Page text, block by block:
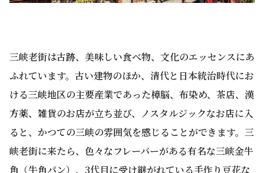
三峡老街は古跡、美味しい食べ物、文化のエッセンスにあ
ふれています。古い建物のほか、清代と日本統治時代にお
ける三峡地区の主要産業であった樟脳、布染め、茶店、漢
方薬、雑貨のお店が立ち並び、ノスタルジックなお店に入
ると、かつての三峡の雰囲気を感じることができます。三
峡老街に来たら、色々なフレーバーがある有名な三峡金牛
角（牛角パン）、3代目に受け継がれている手作り豆花な